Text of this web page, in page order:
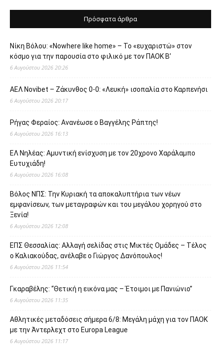
Πρόσφατα άρθρα
Νίκη Βόλου: «Nowhere like home» – Το «ευχαριστώ» στον
κόσμο για την παρουσία στο φιλικό με τον ΠΑΟΚ Β’
6 Αυγούστου 2026 20:26
ΑΕΛ Novibet – Ζάκυνθος 0-0: «Λευκή» ισοπαλία στο Καρπενήσι
6 Αυγούστου 2026 20:17
Ρήγας Φεραίος: Ανανέωσε ο Βαγγέλης Ράπτης!
6 Αυγούστου 2026 16:13
ΕΛ Νηλέας: Αμυντική ενίσχυση με τον 20χρονο Χαράλαμπο
Ευτυχιάδη!
6 Αυγούστου 2026 16:08
Βόλος ΝΠΣ: Την Κυριακή τα αποκαλυπτήρια των νέων
εμφανίσεων, των μεταγραφών και του μεγάλου χορηγού στο
Ξενία!
6 Αυγούστου 2026 12:08
ΕΠΣ Θεσσαλίας: Αλλαγή σελίδας στις Μικτές Ομάδες – Τέλος
ο Καλιακούδας, ανέλαβε ο Γιώργος Δανόπουλος!
6 Αυγούστου 2026 11:54
Γκαραβέλης: “Θετική η εικόνα μας – Έτοιμοι με Πανιώνιο”
6 Αυγούστου 2026 11:35
Αθλητικές μεταδόσεις σήμερα 6/8: Μεγάλη μάχη για τον ΠΑΟΚ
με την Άντερλεχτ στο Europa League
6 Αυγούστου 2026 11:17